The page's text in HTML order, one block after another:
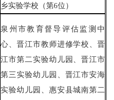
乡实验学校（第6位）
泉州市教育督导评估监测中
心、晋江市教师进修学校、晋
江市第二实验幼儿园、晋江市
第三实验幼儿园、晋江市安海
实验幼儿园、惠安县城南第二